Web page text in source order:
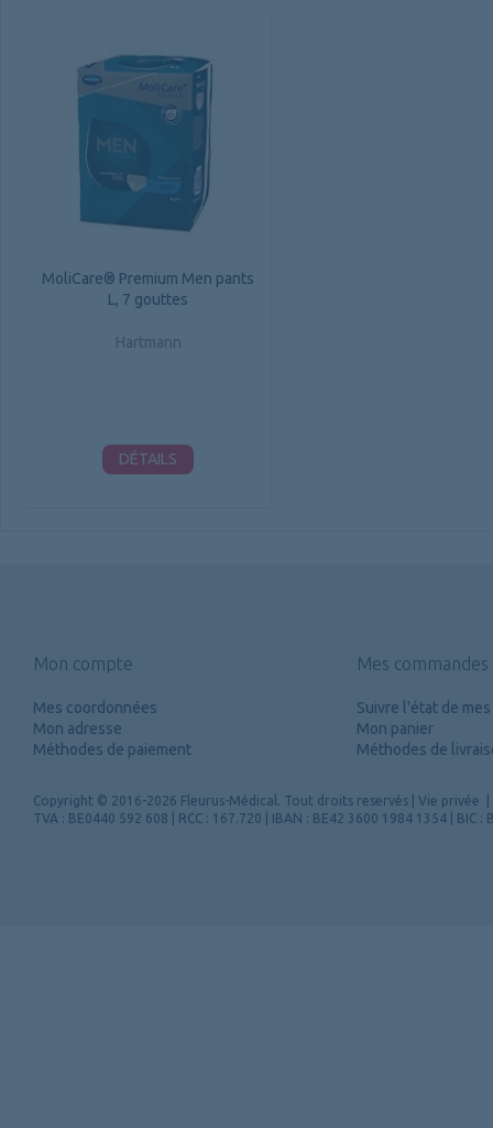
MoliCare® Premium Men pants
L, 7 gouttes
Hartmann
DÉTAILS
Mon compte
Mes coordonnées
Mon adresse
Méthodes de paiement
Mes commandes
Suivre l'état de
Mon panier
Méthodes de
Copyright © 2016-2026 Fleurus-Médical. Tout droits reservés Vie privée
TVA : BE0440 592 608 | RCC : 167.720 | IBAN : BE42 3600 1984 1354 | BIC :